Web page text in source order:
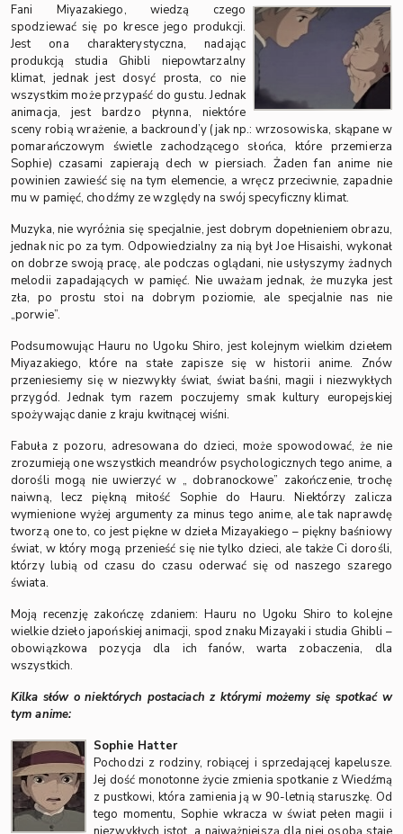
Fani Miyazakiego, wiedzą czego
spodziewać się po kresce jego produkcji.
Jest ona charakterystyczna, nadając
produkcją studia Ghibli niepowtarzalny
klimat, jednak jest dosyć prosta, co nie
wszystkim może przypaść do gustu. Jednak
animacja, jest bardzo płynna, niektóre
sceny robią wrażenie, a backround’y (jak np.: wrzosowiska, skąpane w
pomarańczowym świetle zachodzącego słońca, które przemierza
Sophie) czasami zapierają dech w piersiach. Żaden fan anime nie
powinien zawieść się na tym elemencie, a wręcz przeciwnie, zapadnie
mu w pamięć, chodźmy ze względy na swój specyficzny klimat.
Muzyka, nie wyróżnia się specjalnie, jest dobrym dopełnieniem obrazu,
jednak nic po za tym. Odpowiedzialny za nią był Joe Hisaishi, wykonał
on dobrze swoją pracę, ale podczas oglądani, nie usłyszymy żadnych
melodii zapadających w pamięć. Nie uważam jednak, że muzyka jest
zła, po prostu stoi na dobrym poziomie, ale specjalnie nas nie
„porwie”.
Podsumowując Hauru no Ugoku Shiro, jest kolejnym wielkim dziełem
Miyazakiego, które na stałe zapisze się w historii anime. Znów
przeniesiemy się w niezwykły świat, świat baśni, magii i niezwykłych
przygód. Jednak tym razem poczujemy smak kultury europejskiej
spożywając danie z kraju kwitnącej wiśni.
Fabuła z pozoru, adresowana do dzieci, może spowodować, że nie
zrozumieją one wszystkich meandrów psychologicznych tego anime, a
dorośli mogą nie uwierzyć w „ dobranockowe” zakończenie, trochę
naiwną, lecz piękną miłość Sophie do Hauru. Niektórzy zalicza
wymienione wyżej argumenty za minus tego anime, ale tak naprawdę
tworzą one to, co jest piękne w dzieła Mizayakiego – piękny baśniowy
świat, w który mogą przenieść się nie tylko dzieci, ale także Ci dorośli,
którzy lubią od czasu do czasu oderwać się od naszego szarego
świata.
Moją recenzję zakończę zdaniem: Hauru no Ugoku Shiro to kolejne
wielkie dzieło japońskiej animacji, spod znaku Mizayaki i studia Ghibli –
obowiązkowa pozycja dla ich fanów, warta zobaczenia, dla
wszystkich.
Kilka słów o niektórych postaciach z którymi możemy się spotkać w
tym anime:
Sophie Hatter
Pochodzi z rodziny, robiącej i sprzedającej kapelusze.
Jej dość monotonne życie zmienia spotkanie z Wiedźmą
z pustkowi, która zamienia ją w 90-letnią staruszkę. Od
tego momentu, Sophie wkracza w świat pełen magii i